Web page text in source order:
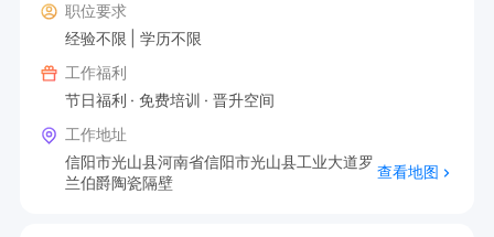
职位要求
经验不限
学历不限
工作福利
节日福利
免费培训
晋升空间
工作地址
信阳市光山县河南省信阳市光山县工业大道罗
兰伯爵陶瓷隔壁
查看地图